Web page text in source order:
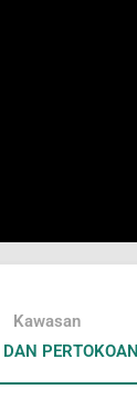
Kawasan
DAN PERTOKOAN